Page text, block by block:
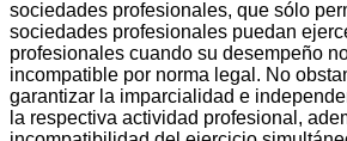
sociedades profesionales, que sólo
sociedades profesionales puedan
profesionales cuando su desempeño
incompatible por norma legal. No
garantizar la imparcialidad e
la respectiva actividad profesional,